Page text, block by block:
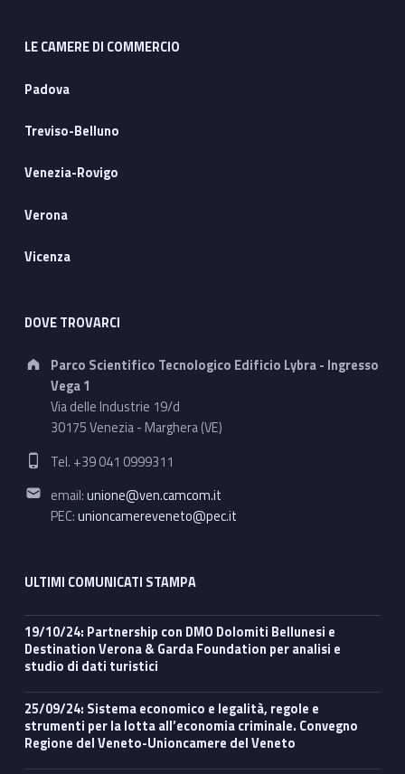
LE CAMERE DI COMMERCIO
Padova
Treviso-Belluno
Venezia-Rovigo
Verona
Vicenza
DOVE TROVARCI
Address:
Parco Scientifico Tecnologico Edificio Lybra - Ingresso
Vega 1
Via delle Industrie 19/d
30175 Venezia - Marghera (VE)
Phone number:
Tel. +39 041 0999311
Email address:
email:unione@ven.camcom.it
PEC:unioncamereveneto@pec.it
ULTIMI COMUNICATI STAMPA
19/10/24: Partnership con DMO Dolomiti Bellunesi e
Destination Verona & Garda Foundation per analisi e
studio di dati turistici
25/09/24: Sistema economico e legalità, regole e
strumenti per la lotta all’economia criminale. Convegno
Regione del Veneto-Unioncamere del Veneto